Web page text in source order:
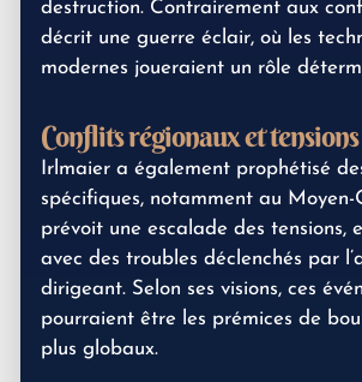
destruction. Contrairement aux
décrit une guerre éclair, où les
modernes joueraient un rôle
Conflits régionaux et tensions
Irlmaier a également prophétisé
spécifiques, notamment au Moyen-
prévoit une escalade des tensions,
avec des troubles déclenchés par
dirigeant. Selon ses visions, ces
pourraient être les prémices de
plus globaux.